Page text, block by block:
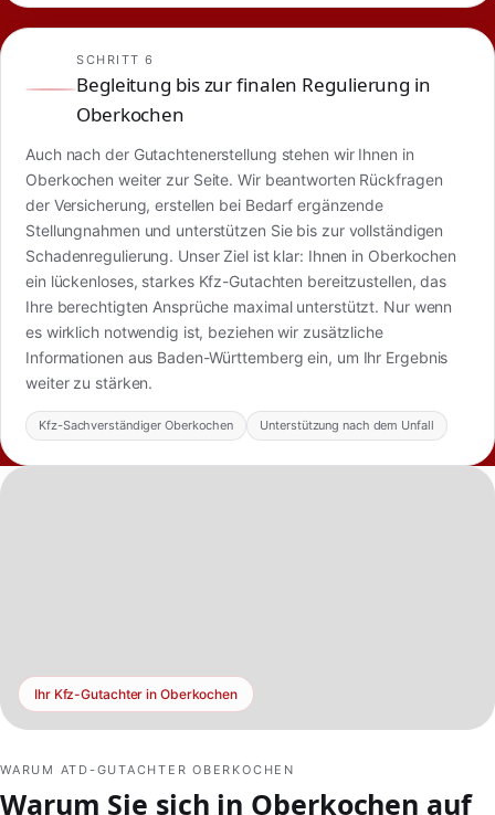
SCHRITT 6
Begleitung bis zur finalen Regulierung in
Oberkochen
Auch nach der Gutachtenerstellung stehen wir Ihnen in
Oberkochen weiter zur Seite. Wir beantworten Rückfragen
der Versicherung, erstellen bei Bedarf ergänzende
Stellungnahmen und unterstützen Sie bis zur vollständigen
Schadenregulierung. Unser Ziel ist klar: Ihnen in Oberkochen
ein lückenloses, starkes Kfz-Gutachten bereitzustellen, das
Ihre berechtigten Ansprüche maximal unterstützt. Nur wenn
es wirklich notwendig ist, beziehen wir zusätzliche
Informationen aus Baden-Württemberg ein, um Ihr Ergebnis
weiter zu stärken.
Kfz-Sachverständiger Oberkochen Unterstützung nach dem Unfall
Ihr Kfz-Gutachter in Oberkochen
WARUM ATD-GUTACHTER OBERKOCHEN
Warum Sie sich in Oberkochen auf